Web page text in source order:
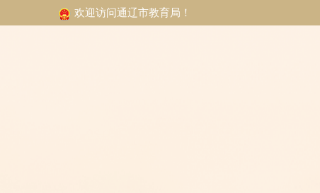
欢迎访问通辽市教育局！